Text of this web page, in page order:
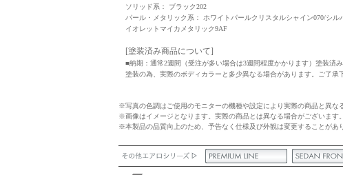
ソリッド系： ブラック202
パール・メタリック系： ホワイトパールクリスタルシャイン070/シ
イオレットマイカメタリック9AF
[塗装済み商品について]
■納期：通常2週間（受注が多い場合は3週間程度かかります）塗装
塗装の為、実際のボディカラーと多少異なる場合があります。ご了
※写真の色調はご使用のモニターの機種や設定により実際の商品と異な
※画像はイメージとなります。実際の商品とは異なる場合がございます。
※本製品の品質向上のため、予告なく仕様及び外観は変更することがあ